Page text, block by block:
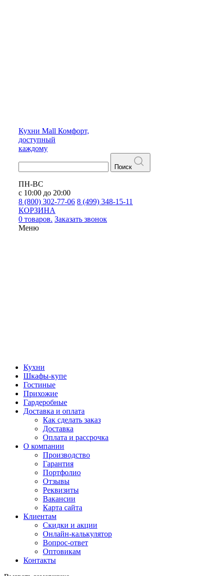
Кухни Mall Комфорт,
доступный
каждому
Поиск
ПН-ВС
с 10:00 до 20:00
8 (800) 302-77-06 8 (499) 348-15-11
КОРЗИНА
0 товаров. Заказать звонок
Меню
Кухни
Шкафы-купе
Гостиные
Прихожие
Гардеробные
Доставка и оплата
Как сделать заказ
Доставка
Оплата и рассрочка
О компании
Производство
Гарантия
Портфолио
Отзывы
Реквизиты
Вакансии
Карта сайта
Клиентам
Скидки и акции
Онлайн-калькулятор
Вопрос-ответ
Оптовикам
Контакты